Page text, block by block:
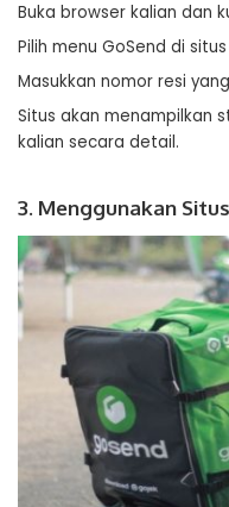
Buka browser kalian dan
Pilih menu GoSend di
Masukkan nomor resi
Situs akan menampilkan
kalian secara detail.
3. Menggunakan